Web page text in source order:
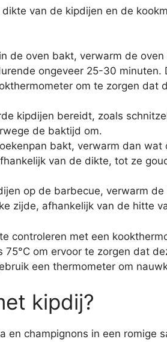
van de kipdijen en de
de oven bakt, verwarm de
ongeveer 25-30
om te zorgen dat
kipdijen bereidt, zoals
de baktijd om.
bakt, verwarm dan
van de dikte, tot ze
op de barbecue, verwarm
zijde, afhankelijk van de hitte
controleren met een
om ervoor te zorgen dat
een thermometer om
kipdij?
en champignons in een romige